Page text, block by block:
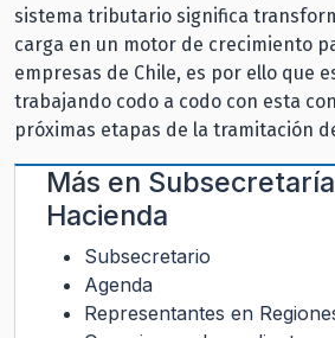
sistema tributario significa
carga en un motor de crecimiento
empresas de Chile, es por ello que
trabajando codo a codo con esta
próximas etapas de la tramitación
Más en
Hacienda
Subsecretario
Agenda
Representantes en